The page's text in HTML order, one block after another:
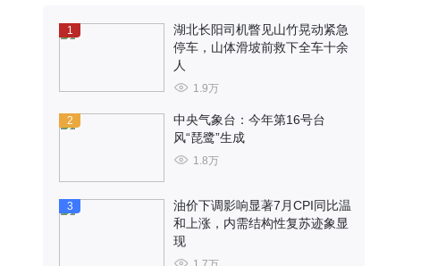
1
湖北长阳司机瞥见山竹晃动紧急
停车，山体滑坡前救下全车十余
人
1.9万
2
中央气象台：今年第16号台
风“琵鹭”生成
1.8万
3
油价下调影响显著7月CPI同比温
和上涨，内需结构性复苏迹象显
现